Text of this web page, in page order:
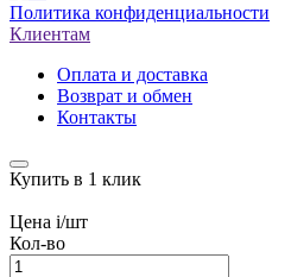
Политика конфиденциальности
Клиентам
Оплата и доставка
Возврат и обмен
Контакты
Купить в 1 клик
Цена i/шт
Кол-во